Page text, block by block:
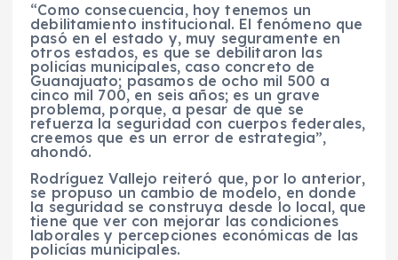
“Como consecuencia, hoy tenemos un
debilitamiento institucional. El fenómeno que
pasó en el estado y, muy seguramente en
otros estados, es que se debilitaron las
policías municipales, caso concreto de
Guanajuato; pasamos de ocho mil 500 a
cinco mil 700, en seis años; es un grave
problema, porque, a pesar de que se
refuerza la seguridad con cuerpos federales,
creemos que es un error de estrategia”,
ahondó.
Rodríguez Vallejo reiteró que, por lo anterior,
se propuso un cambio de modelo, en donde
la seguridad se construya desde lo local, que
tiene que ver con mejorar las condiciones
laborales y percepciones económicas de las
policías municipales.